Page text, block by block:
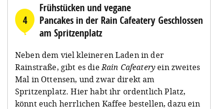
4
Frühstücken und vegane
Pancakes in der Rain Cafeatery
am Spritzenplatz
Geschlossen
Neben dem viel kleineren Laden in der
Rainstraße, gibt es dieRain Cafeatery ein zweites
Mal in Ottensen, und zwar direkt am
Spritzenplatz. Hier habt ihr ordentlich Platz,
könnt euch herrlichen Kaffee bestellen, dazu ein